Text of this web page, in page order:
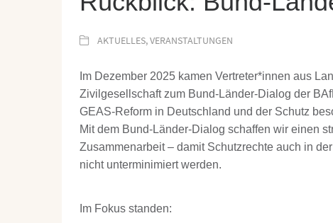
AKTUELLES,VERANSTALTUNGEN
Im Dezember 2025 kamen Vertreter*innen aus
Zivilgesellschaft zum Bund-Länder-Dialog der
GEAS-Reform in Deutschland und der Schutz
Mit dem Bund-Länder-Dialog schaffen wir einen
Zusammenarbeit – damit Schutzrechte auch in
nicht unterminimiert werden.
Im Fokus standen: